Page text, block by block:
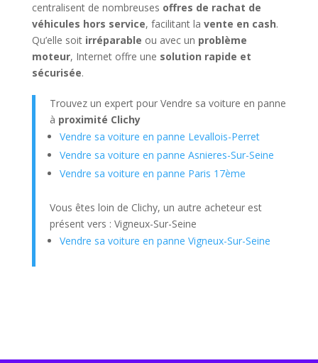
centralisent de nombreuses offres de rachat de
véhicules hors service, facilitant la vente en cash.
Qu’elle soit irréparable ou avec un problème
moteur, Internet offre une solution rapide et
sécurisée.
Trouvez un expert pour Vendre sa voiture en panne
à proximité Clichy
Vendre sa voiture en panne Levallois-Perret
Vendre sa voiture en panne Asnieres-Sur-Seine
Vendre sa voiture en panne Paris 17ème
Vous êtes loin de Clichy, un autre acheteur est
présent vers : Vigneux-Sur-Seine
Vendre sa voiture en panne Vigneux-Sur-Seine